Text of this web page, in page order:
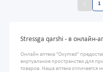
1
Stressga qarshi - в онлайн-
Онлайн аптека "Oxymed"
виртуальное пространство для
товаров. Наша аптека